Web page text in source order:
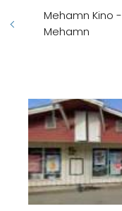
Mehamn Kino -
Mehamn